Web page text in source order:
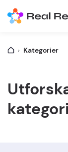
Kategorier
kategori